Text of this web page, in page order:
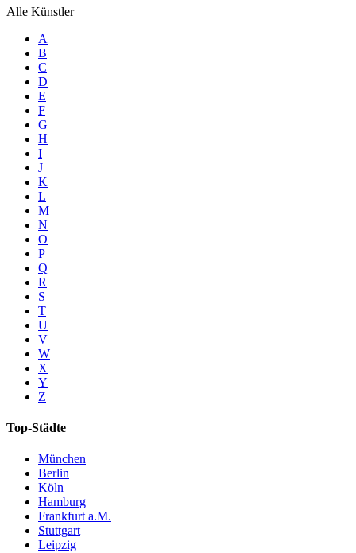
Alle Künstler
A
B
C
D
E
F
G
H
I
J
K
L
M
N
O
P
Q
R
S
T
U
V
W
X
Y
Z
Top-Städte
München
Berlin
Köln
Hamburg
Frankfurt a.M.
Stuttgart
Leipzig